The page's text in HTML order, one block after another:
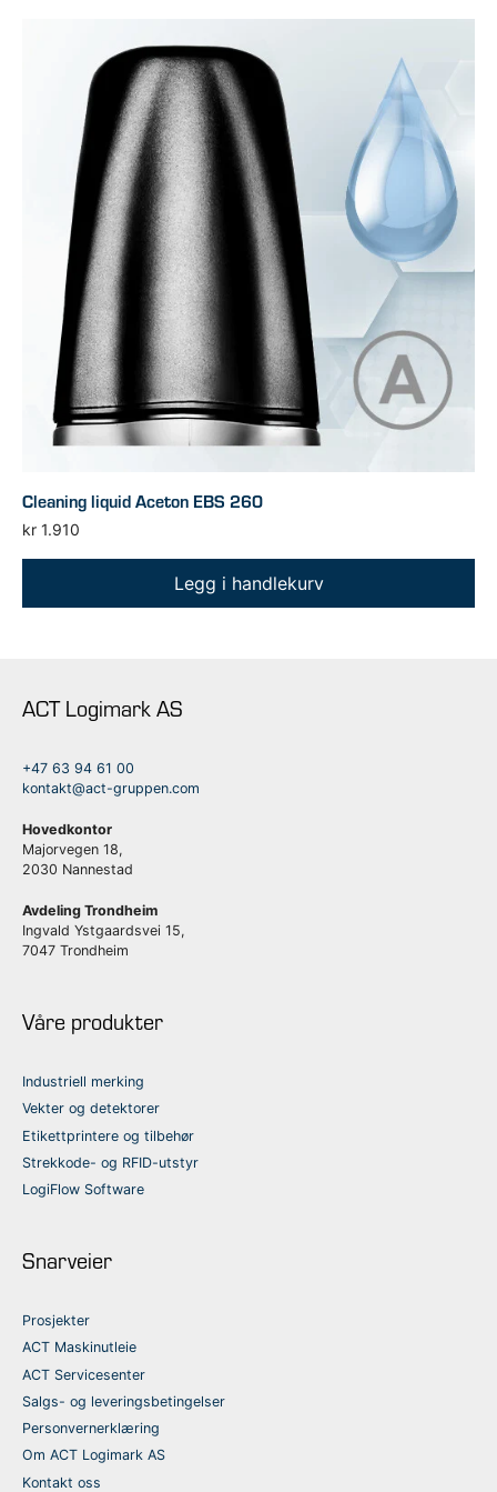
Cleaning liquid Aceton EBS 260
kr 1.910
Legg i handlekurv
ACT Logimark AS
+47 63 94 61 00
kontakt@act-gruppen.com
Hovedkontor
Majorvegen 18,
2030 Nannestad
Avdeling Trondheim
Ingvald Ystgaardsvei 15,
7047 Trondheim
Våre produkter
Industriell merking
Vekter og detektorer
Etikettprintere og tilbehør
Strekkode- og RFID-utstyr
LogiFlow Software
Snarveier
Prosjekter
ACT Maskinutleie
ACT Servicesenter
Salgs- og leveringsbetingelser
Personvernerklæring
Om ACT Logimark AS
Kontakt oss